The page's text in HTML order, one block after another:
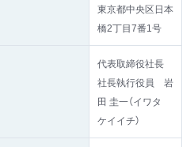
東京都中央区日本
橋2丁目7番1号
代表取締役社長
社長執行役員 岩
田 圭一（イワタ
ケイイチ）